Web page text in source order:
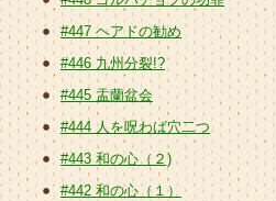
#447 ヘアドの勧め
#446 九州分裂!?
#445 盂蘭盆会
#444 人を呪わば穴二つ
#443 和の心（２)
#442 和の心（１）